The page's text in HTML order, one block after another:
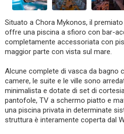
Situato a Chora Mykonos, il
offre una piscina a sfioro con bar-
completamente accessoriata con
maggior parte con vista sul mare.
Alcune complete di vasca da bagno
camere, le suite e le ville sono
minimalista e dotate di set di
pantofole, TV a schermo piatto e
una piscina privata in determinate
struttura è interamente coperta dal